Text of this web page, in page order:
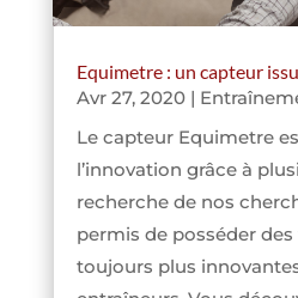
Equimetre : un capteur
Avr 27, 2020|
Le capteur Equimetre
l’innovation grâce à
recherche de nos
permis de posséder
toujours plus